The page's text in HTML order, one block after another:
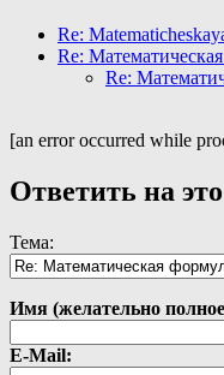
Re:
Re:
Re:
[an error occurred while
Ответить на
Тема:
Имя (желательно
E-Mail: